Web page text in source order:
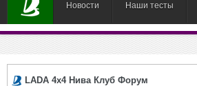
Новости Наши тесты
LADA 4x4 Нива Клуб Форум